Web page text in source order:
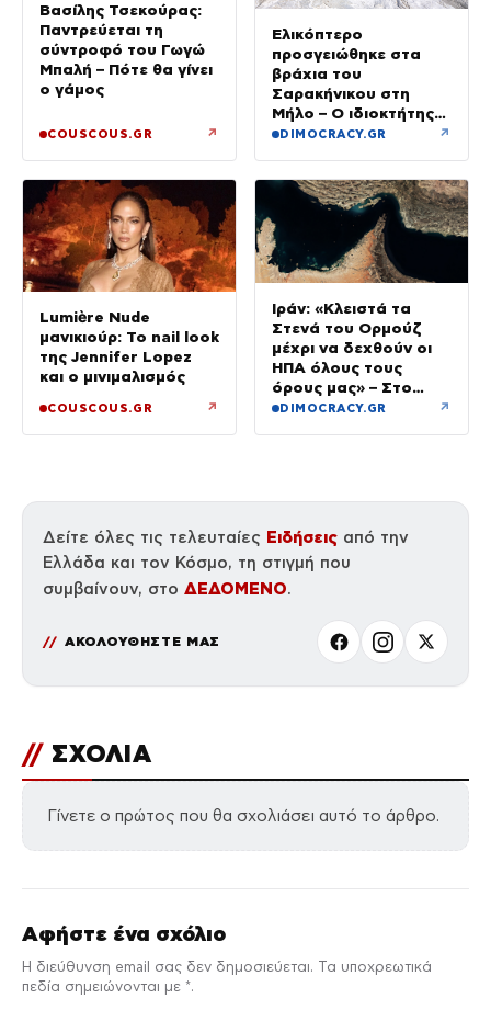
Βασίλης Τσεκούρας:
Παντρεύεται τη
σύντροφό του Γωγώ
Μπαλή – Πότε θα γίνει
ο γάμος
COUSCOUS.GR ↗
Ελικόπτερο
προσγειώθηκε στα
βράχια του
Σαρακήνικου στη
Μήλο – Ο ιδιοκτήτης
κατέβηκε για μπάνιο
DIMOCRACY.GR ↗
Lumière Nude
μανικιούρ: Το nail look
της Jennifer Lopez
και ο μινιμαλισμός
COUSCOUS.GR ↗
Ιράν: «Κλειστά τα
Στενά του Ορμούζ
μέχρι να δεχθούν οι
ΗΠΑ όλους τους
όρους μας» – Στο
τραπέζι συμφωνία για
DIMOCRACY.GR ↗
Δείτε όλες τις τελευταίες Ειδήσεις από την
Ελλάδα και τον Κόσμο, τη στιγμή που
συμβαίνουν, στο ΔΕΔΟΜΕΝΟ.
ΑΚΟΛΟΥΘΗΣΤΕ ΜΑΣ
// ΣΧΟΛΙΑ
Γίνετε ο πρώτος που θα σχολιάσει αυτό το άρθρο.
Αφήστε ένα σχόλιο
Η διεύθυνση email σας δεν δημοσιεύεται. Τα υποχρεωτικά
πεδία σημειώνονται με *.